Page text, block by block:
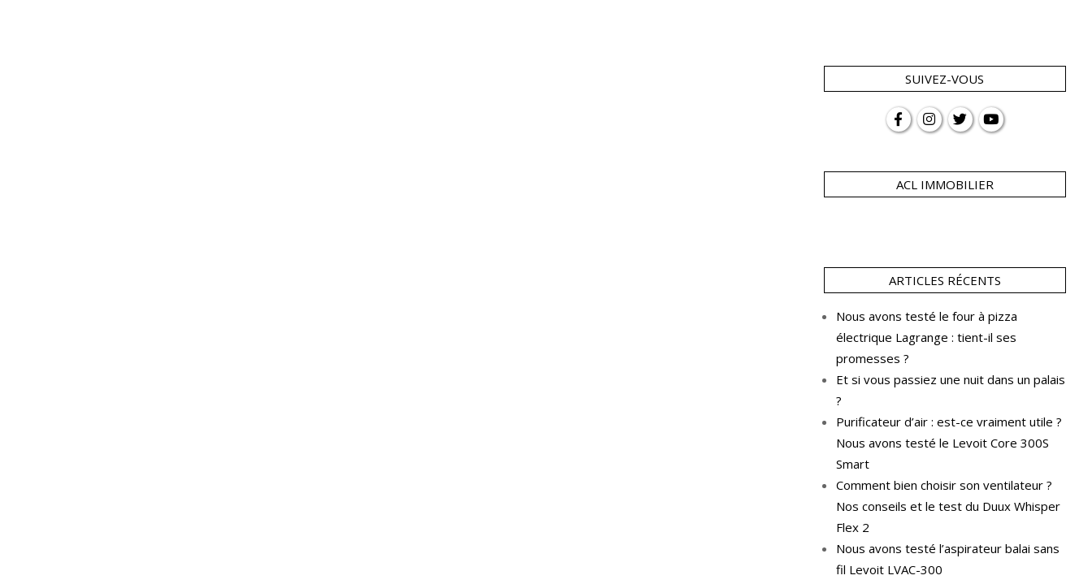
SUIVEZ-VOUS
ACL IMMOBILIER
ARTICLES RÉCENTS
Nous avons testé le four à pizza
électrique Lagrange : tient-il ses
promesses ?
Et si vous passiez une nuit dans un palais
?
Purificateur d’air : est-ce vraiment utile ?
Nous avons testé le Levoit Core 300S
Smart
Comment bien choisir son ventilateur ?
Nos conseils et le test du Duux Whisper
Flex 2
Nous avons testé l’aspirateur balai sans
fil Levoit LVAC-300